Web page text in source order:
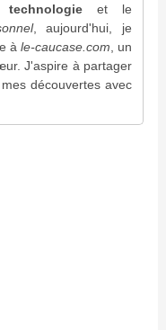
technologie et le
, aujourd'hui, je
àle-caucase.com , un
J'aspire à partager
découvertes avec